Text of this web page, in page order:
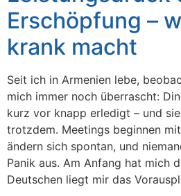
Erschöpfung –
krank macht
Seit ich in Armenien lebe,
mich immer noch überrascht:
kurz vor knapp erledigt – und
trotzdem. Meetings beginnen
ändern sich spontan, und
Panik aus. Am Anfang hat mich
Deutschen liegt mir das